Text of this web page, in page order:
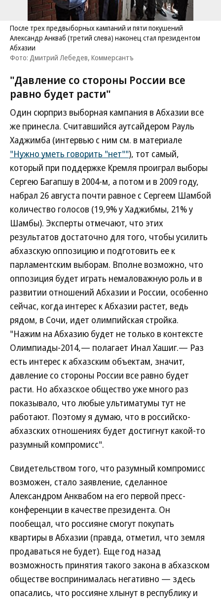
После трех предвыборных кампаний и пяти покушений
Александр Анкваб (третий слева) наконец стал президентом
Абхазии
Фото: Дмитрий Лебедев, Коммерсантъ
"Давление со стороны России все
равно будет расти"
Один сюрприз выборная кампания в Абхазии все
же принесла. Считавшийся аутсайдером Рауль
Хаджимба (интервью с ним см. в материале
"Нужно уметь говорить "нет""), тот самый,
который при поддержке Кремля проиграл выборы
Сергею Багапшу в 2004-м, а потом и в 2009 году,
набрал 26 августа почти равное с Сергеем Шамбой
количество голосов (19,9% у Хаджибмы, 21% у
Шамбы). Эксперты отмечают, что этих
результатов достаточно для того, чтобы усилить
абхазскую оппозицию и подготовить ее к
парламентским выборам. Вполне возможно, что
оппозиция будет играть немаловажную роль и в
развитии отношений Абхазии и России, особенно
сейчас, когда интерес к Абхазии растет, ведь
рядом, в Сочи, идет олимпийская стройка.
"Нажим на Абхазию будет не только в контексте
Олимпиады-2014,— полагает Инал Хашиг.— Раз
есть интерес к абхазским объектам, значит,
давление со стороны России все равно будет
расти. Но абхазское общество уже много раз
показывало, что любые ультиматумы тут не
работают. Поэтому я думаю, что в российско-
абхазских отношениях будет достигнут какой-то
разумный компромисс".
Свидетельством того, что разумный компромисс
возможен, стало заявление, сделанное
Александром Анквабом на его первой пресс-
конференции в качестве президента. Он
пообещал, что россияне смогут покупать
квартиры в Абхазии (правда, отметил, что земля
продаваться не будет). Еще год назад
возможность принятия такого закона в абхазском
обществе воспринималась негативно — здесь
опасались, что россияне хлынут в республику и